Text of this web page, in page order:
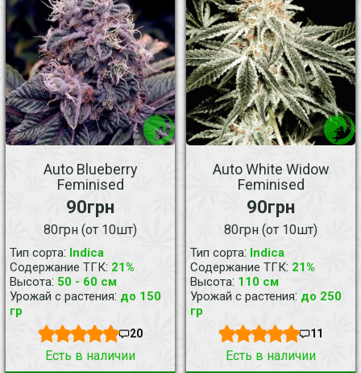
Auto Blueberry
Feminised
90грн
80грн (от 10шт)
Тип сорта: Indica
Содержание ТГК: 21%
Высота: 50 - 60 см
Урожай с растения: до 150
гр
20
Есть в наличии
Auto White Widow
Feminised
90грн
80грн (от 10шт)
Тип сорта: Indica
Содержание ТГК: 21%
Высота: 110 см
Урожай с растения: до 250
гр
11
Есть в наличии